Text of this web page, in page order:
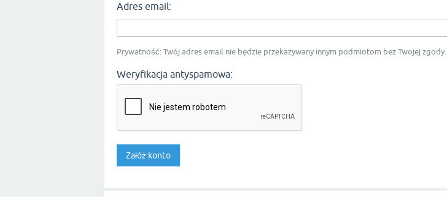
Adres email:
Prywatność: Twój adres email nie będzie przekazywany innym podmiotom bez Twojej zgody.
Weryfikacja antyspamowa: